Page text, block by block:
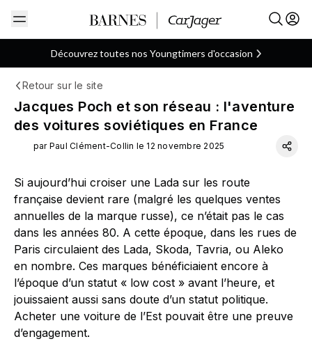
Découvrez toutes nos Youngtimers d'occasion
ARTICLE Française
Retour sur le site
Jacques Poch et son réseau : l'aventure
des voitures soviétiques en France
par Paul Clément-Collin le 12 novembre 2025
Si aujourd’hui croiser une Lada sur les route
française devient rare (malgré les quelques ventes
annuelles de la marque russe), ce n’était pas le cas
dans les années 80. A cette époque, dans les rues de
Paris circulaient des Lada, Skoda, Tavria, ou Aleko
en nombre. Ces marques bénéficiaient encore à
l’époque d’un statut « low cost » avant l’heure, et
jouissaient aussi sans doute d’un statut politique.
Acheter une voiture de l’Est pouvait être une preuve
d’engagement.